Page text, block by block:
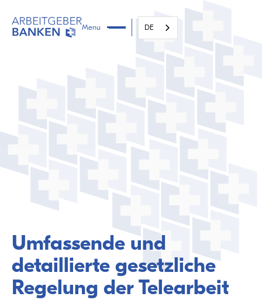
Menu DE
Umfassende und
detaillierte gesetzliche
Regelung der Telearbeit